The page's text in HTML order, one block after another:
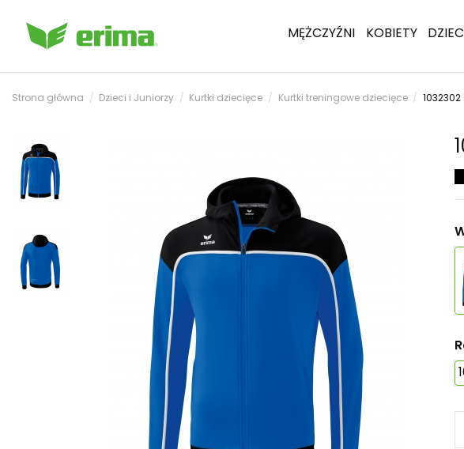
MĘŻCZYŹNI KOBIETY
Strona główna Dzieci i Juniorzy Kurtki dziecięce Kurtki treningowe dziecięce